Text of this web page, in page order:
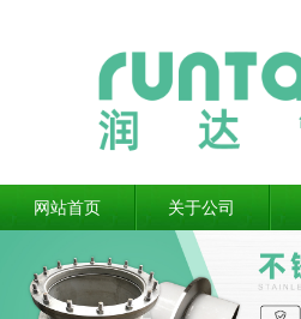
网站首页 关于公司